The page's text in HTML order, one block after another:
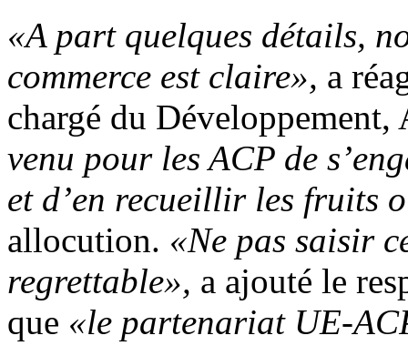
«A part quelques détails,
commerce est claire», a
chargé du
venu pour les ACP de
et d’en recueillir les fruits
allocution. «Ne pas saisir
regrettable», a ajouté le
que «le partenariat UE-